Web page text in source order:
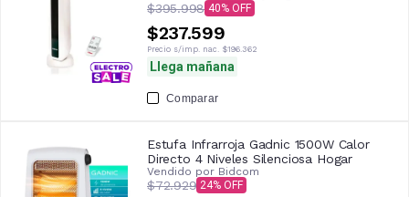
$395.998 40
$237.599
Precio s/imp. nac. $196.362
Llega mañana
Comparar
Estufa Infrarroja Gadnic 1500W Calor
Directo 4 Niveles Silenciosa Hogar
Vendido por Bidcom
$72.929 24